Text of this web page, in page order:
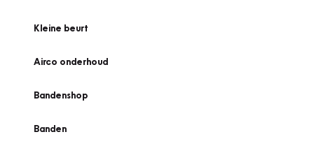
Kleine beurt
Airco onderhoud
Bandenshop
Banden